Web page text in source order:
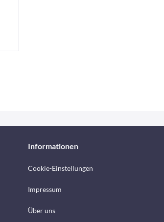
Informationen
Cookie-Einstellungen
Impressum
Über uns